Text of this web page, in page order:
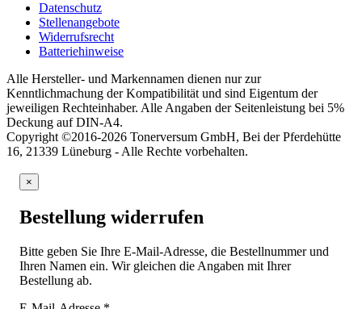
Datenschutz
Stellenangebote
Widerrufsrecht
Batteriehinweise
Alle Hersteller- und Markennamen dienen nur zur
Kenntlichmachung der Kompatibilität und sind Eigentum der
jeweiligen Rechteinhaber. Alle Angaben der Seitenleistung bei 5%
Deckung auf DIN-A4.
Copyright ©2016-2026 Tonerversum GmbH, Bei der Pferdehütte
16, 21339 Lüneburg - Alle Rechte vorbehalten.
×
Bestellung widerrufen
Bitte geben Sie Ihre E-Mail-Adresse, die Bestellnummer und
Ihren Namen ein. Wir gleichen die Angaben mit Ihrer
Bestellung ab.